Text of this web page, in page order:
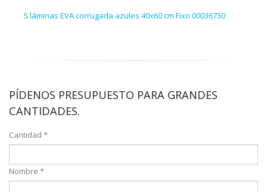
5 láminas EVA corrugada azules 40x60 cm Fixo 00036730
PÍDENOS PRESUPUESTO PARA GRANDES
CANTIDADES.
Cantidad *
Nombre *